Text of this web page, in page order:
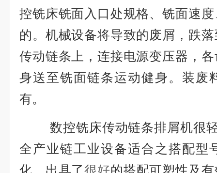
控铣床铣面入口处规格、铣面速
的。机械设备将导致的废屑，跌
传动链条上，连接电源变压器，
身送至铣面链条运动健身。装废
有。
数控铣床传动链条排屑机很轻
全产业链工业设备适合之搭配型
化，出具了很好的搭配可塑性及